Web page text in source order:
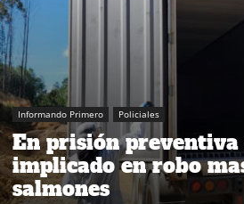
Informando Primero Policiales
En prisión preventiva
implicado en robo
salmones